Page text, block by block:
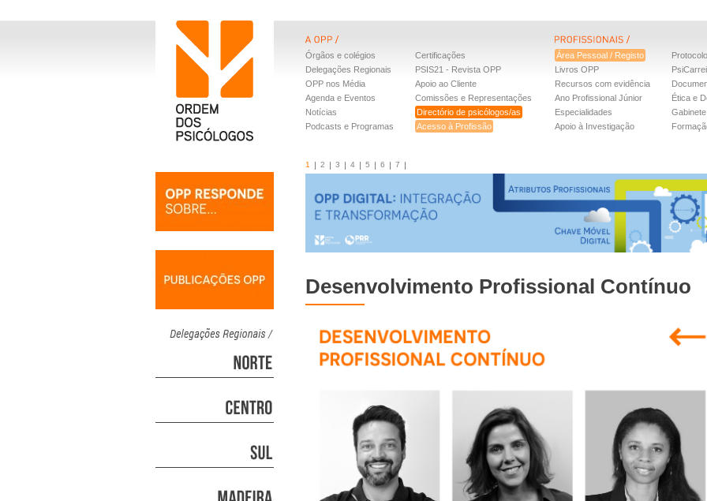
Órgãos e colégios
Delegações Regionais
OPP nos Média
Agenda e Eventos
Notícias
Podcasts e Programas
Certificações
PSIS21 - Revista OPP
Apoio ao Cliente
Comissões e Representações
Directório de psicólogos/as
Acesso à Profissão
Área Pessoal / Registo
Livros OPP
Recursos com evidência
Ano Profissional Júnior
Especialidades
Apoio à Investigação
Ética e
1 2 3 4 5 6 7
Desenvolvimento Profissional Contínuo